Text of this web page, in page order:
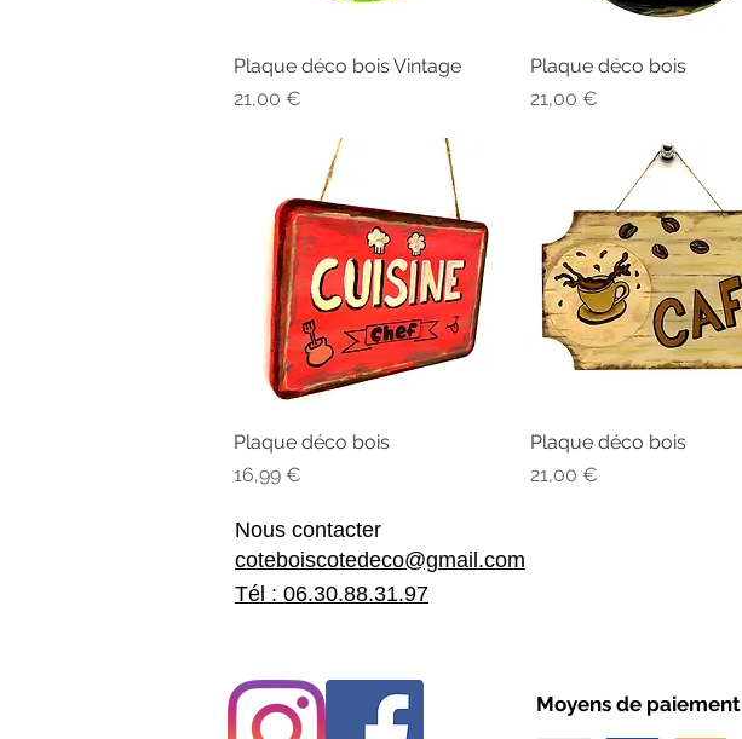
Aperçu rapide
Plaque déco bois Vintage
Prix
21,00 €
Aperçu rapide
Plaque déco bois
Prix
21,00 €
Aperçu rapide
Plaque déco bois
Prix
16,99 €
Aperçu rapide
Plaque déco bois
Prix
21,00 €
Nous contacter
coteboiscotedeco@gmail.com
Tél : 06.30.88.31.97
Moyens de paiement